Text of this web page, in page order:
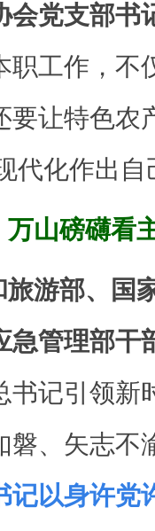
会党支部书
职工作，不
让特色农
代化作出自
山磅礴看
游部、国
急管理部干
书记引领新
磐、矢志不
记以身许党